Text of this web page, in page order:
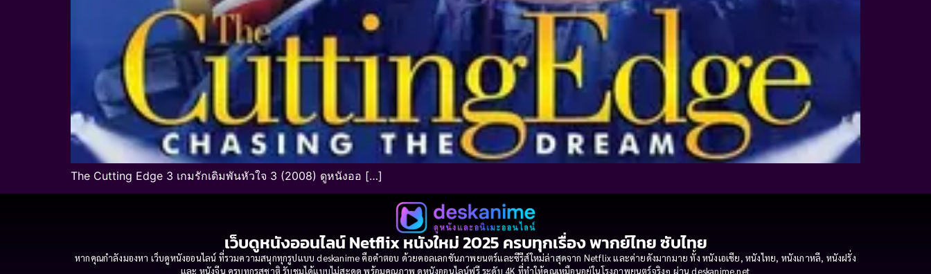
The Cutting Edge 3 เกมรักเดิมพันหัวใจ 3 (2008) ดูหนังออ […]
เว็บดูหนังออนไลน์ Netflix หนังใหม่ 2025 ครบทุกเรื่อง พากย์ไทย ซับไทย
หากคุณกำลังมองหา เว็บดูหนังออนไลน์ ที่รวมความสนุกทุกรูปแบบ deskanime คือคำตอบ ด้วยคอลเลกชันภาพยนตร์และซีรีส์ใหม่ล่าสุดจาก Netflix และค่ายดังมากมาย ทั้ง หนังเอเชีย, หนังไทย, หนังเกาหลี, หนังฝรั่ง
และ หนังจีน ครบทุกรสชาติ รับชมได้แบบไม่สะดุด พร้อมคุณภาพ ดูหนังออนไลน์ฟรี ระดับ 4K ที่ทำให้คุณเหมือนอยู่ในโรงภาพยนตร์จริงๆ ผ่าน deskanime.net